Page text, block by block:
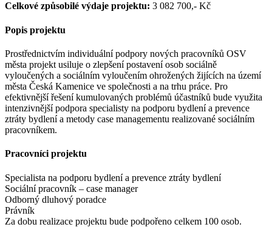
Celkové způsobilé výdaje projektu: 3 082 700,- Kč
Popis projektu
Prostřednictvím individuální podpory nových pracovníků OSV
města projekt usiluje o zlepšení postavení osob sociálně
vyloučených a sociálním vyloučením ohrožených žijících na území
města Česká Kamenice ve společnosti a na trhu práce. Pro
efektivnější řešení kumulovaných problémů účastníků bude využita
intenzivnější podpora specialisty na podporu bydlení a prevence
ztráty bydlení a metody case managementu realizované sociálním
pracovníkem.
Pracovníci projektu
Specialista na podporu bydlení a prevence ztráty bydlení
Sociální pracovník – case manager
Odborný dluhový poradce
Právník
Za dobu realizace projektu bude podpořeno celkem 100 osob.